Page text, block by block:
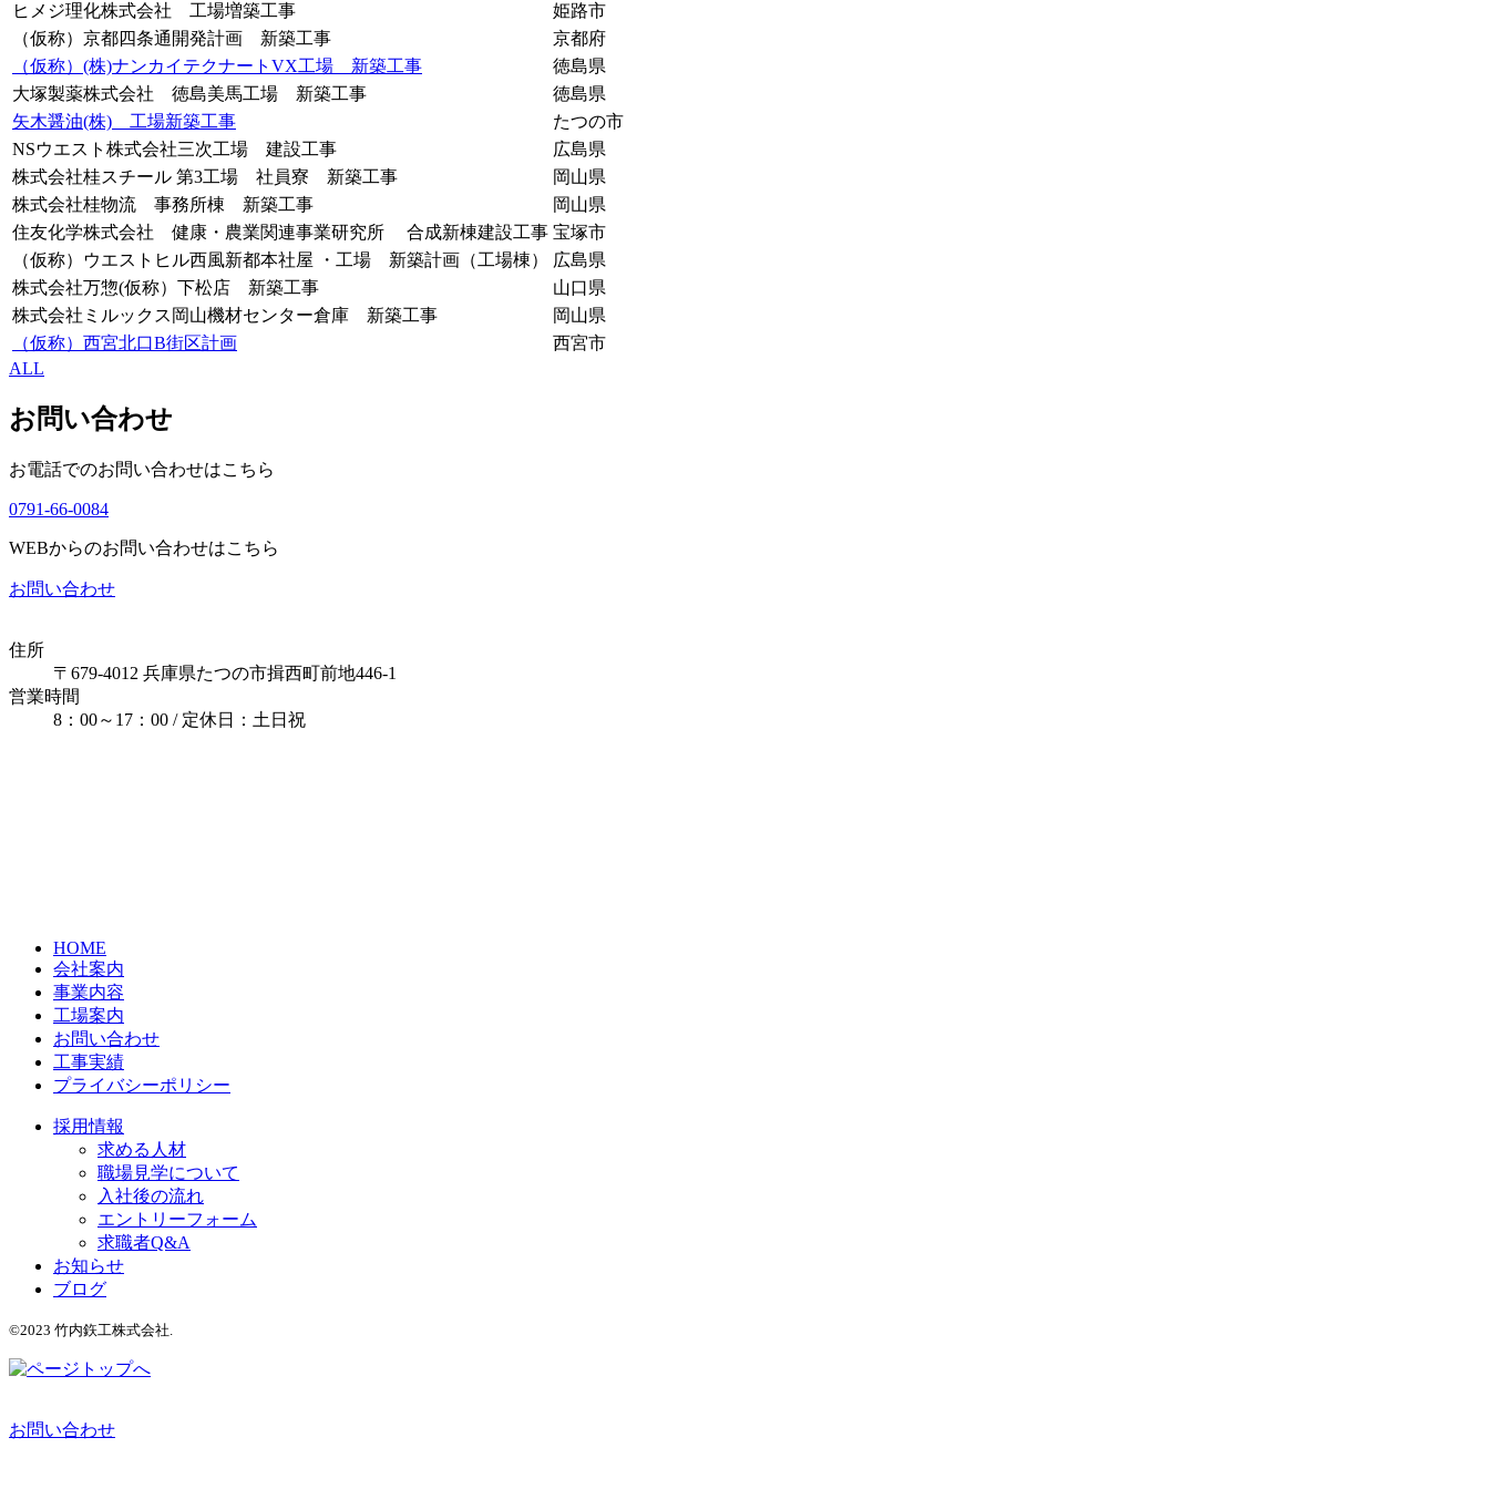
ヒメジ理化株式会社 工場増築工事
姫路市
（仮称）京都四条通開発計画 新築工事
京都府
（仮称）(株)ナンカイテクナートVX工場 新築工事
徳島県
大塚製薬株式会社 徳島美馬工場 新築工事
徳島県
矢木醤油(株) 工場新築工事
たつの市
NSウエスト株式会社三次工場 建設工事
広島県
株式会社桂スチール 第3工場 社員寮 新築工事
岡山県
株式会社桂物流 事務所棟 新築工事
岡山県
住友化学株式会社 健康・農業関連事業研究所 合成新棟建設工事 宝塚市
（仮称）ウエストヒル西風新都本社屋 ・工場 新築計画（工場棟）
広島県
株式会社万惣(仮称）下松店 新築工事
山口県
株式会社ミルックス岡山機材センター倉庫 新築工事
岡山県
（仮称）西宮北口B街区計画
西宮市
ALL
お問い合わせ
お電話でのお問い合わせはこちら
0791-66-0084
WEBからのお問い合わせはこちら
お問い合わせ
住所
〒679-4012 兵庫県たつの市揖西町前地446-1
営業時間
8：00～17：00 / 定休日：土日祝
HOME
会社案内
事業内容
工場案内
お問い合わせ
工事実績
プライバシーポリシー
採用情報
求める人材
職場見学について
入社後の流れ
エントリーフォーム
求職者Q&A
お知らせ
ブログ
©2023 竹内鉃工株式会社.
お問い合わせ